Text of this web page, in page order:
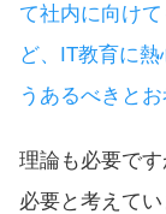
て社内に向け
ど、IT教育に
うあるべきとお
理論も必要で
必要と考えて